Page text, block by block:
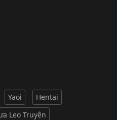
Yaoi
Hentai
Leo Truyện